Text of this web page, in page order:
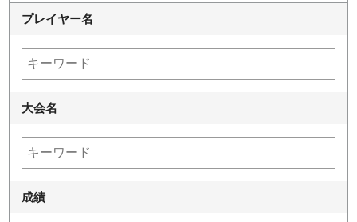
プレイヤー名
大会名
成績